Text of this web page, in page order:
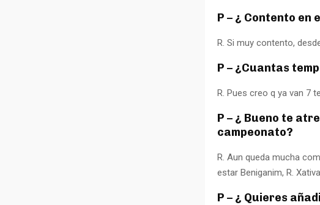
P – ¿ Contento en
R. Si muy contento,
P – ¿Cuantas
R. Pues creo q ya van 7
P – ¿ Bueno te
campeonato?
R. Aun queda mucha
estar Beniganim, R.
P – ¿ Quieres